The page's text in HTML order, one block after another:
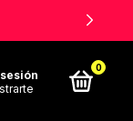
0